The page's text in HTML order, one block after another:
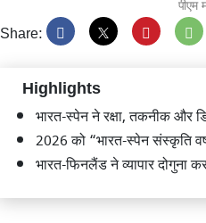
Share:
Highlights
भारत-स्पेन ने रक्षा, तकनीक और
2026 को “भारत-स्पेन संस्कृति
भारत-फिनलैंड ने व्यापार दोगुना